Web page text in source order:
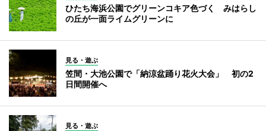
ひたち海浜公園でグリーンコキア色づく みはらし
の丘が一面ライムグリーンに
見る・遊ぶ
笠間・大池公園で「納涼盆踊り花火大会」 初の2
日間開催へ
見る・遊ぶ